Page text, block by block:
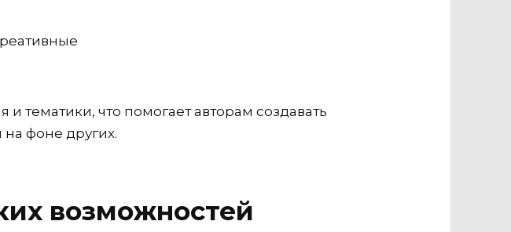
тематики, что помогает авторам создавать
фоне других.
возможностей